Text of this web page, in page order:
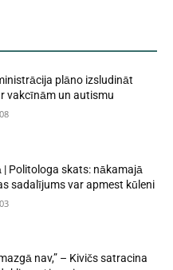
plāno izsludināt
vakcīnām un autismu
| Politologa skats: nākamajā
sadalījums var apmest kūleni
nav,” – Kivičs satracina